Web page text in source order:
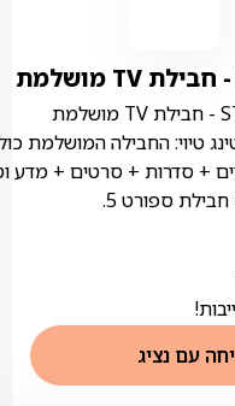
טיוי: החבילה המושלמת
+ סדרות + סרטים + מדע
ספורט 5.
עם נציג